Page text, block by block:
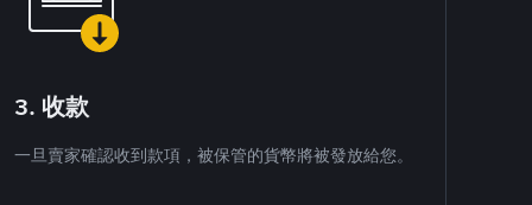
3. 收款
一旦賣家確認收到款項，被保管的貨幣將被發放給您。